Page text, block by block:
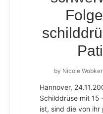
by Nicole Wobker
Hannover,
Schilddrüse mit 15
ist, sind die von